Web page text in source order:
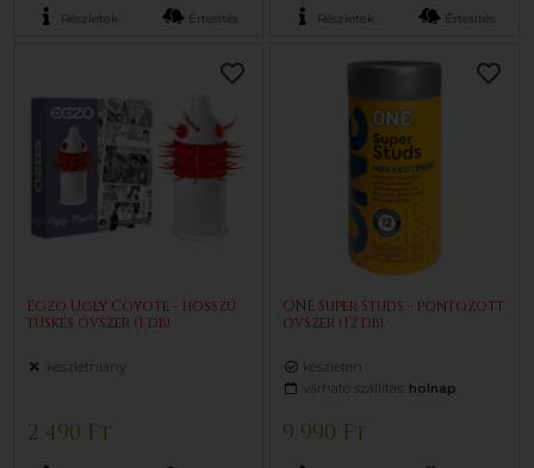
Részletek Értesítés Részletek Értesítés
Egzo Ugly Coyote - hosszú
tüskés óvszer (1 db)
készlethiány
2 490 Ft
ONE Super Studs - pontozott
óvszer (12 db)
készleten
várható szállítás: holnap
9 990 Ft